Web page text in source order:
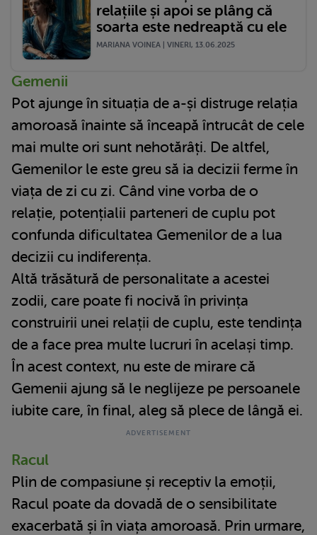
relațiile și apoi se plâng că
soarta este nedreaptă cu ele
MARIANA VOINEA | VINERI, 13.06.2025
Gemenii
Pot ajunge în situația de a-și distruge relația
amoroasă înainte să înceapă întrucât de cele
mai multe ori sunt nehotărâți. De altfel,
Gemenilor le este greu să ia decizii ferme în
viața de zi cu zi. Când vine vorba de o
relație, potențialii parteneri de cuplu pot
confunda dificultatea Gemenilor de a lua
decizii cu indiferența.
Altă trăsătură de personalitate a acestei
zodii, care poate fi nocivă în privința
construirii unei relații de cuplu, este tendința
de a face prea multe lucruri în același timp.
În acest context, nu este de mirare că
Gemenii ajung să le neglijeze pe persoanele
iubite care, în final, aleg să plece de lângă ei.
Racul
Plin de compasiune și receptiv la emoții,
Racul poate da dovadă de o sensibilitate
exacerbată și în viața amoroasă. Prin urmare,